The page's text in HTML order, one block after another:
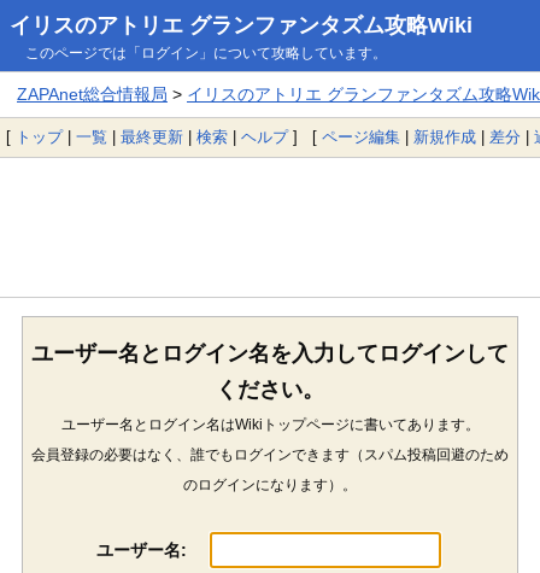
イリスのアトリエ グランファンタズム攻略Wiki
このページでは「ログイン」について攻略しています。
ZAPAnet総合情報局 > イリスのアトリエ グランファンタズム攻略
[ トップ| 一覧 | 最終更新 | 検索 | ヘルプ] [ ページ編集 | 新規作成 | 差分 |
ユーザー名とログイン名を入力してログインして
ください。
ユーザー名とログイン名はWikiトップページに書いてあります。
会員登録の必要はなく、誰でもログインできます（スパム投稿回避のため
のログインになります）。
ユーザー名: